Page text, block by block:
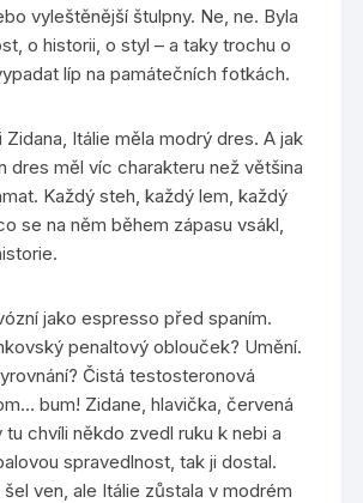
vyleštěnější štulpny. Ne, ne. Byla
o historii, o styl – a taky trochu o
líp na památečních fotkách.
Zidana, Itálie měla modrý dres. A jak
dres měl víc charakteru než většina
Každý steh, každý lem, každý
se na něm během zápasu vsákl,
jako espresso před spaním.
penaltový oblouček? Umění.
Čistá testosteronová
bum! Zidane, hlavička, červená
tu chvíli někdo zvedl ruku k nebi a
spravedlnost, tak ji dostal.
ven, ale Itálie zůstala v modrém